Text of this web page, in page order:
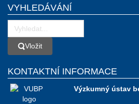
VYHLEDÁVÁNÍ
VložitVložit
KONTAKTNÍ INFORMACE
Výzkumný ústav